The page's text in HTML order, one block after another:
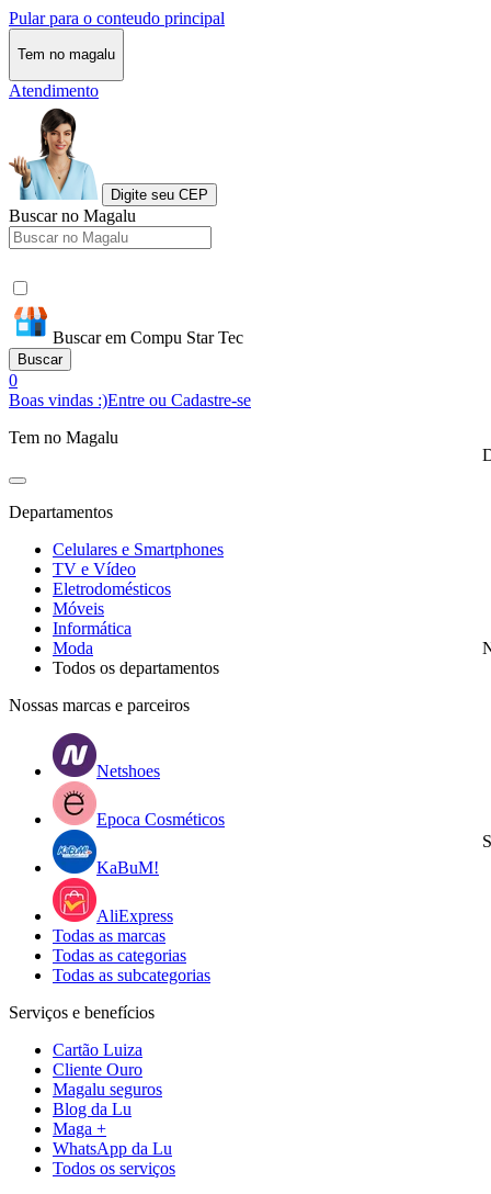
Pular para o conteudo principal
Tem no magalu
Atendimento
Digite seu CEP
Buscar no Magalu
Buscar em Compu Star Tec
Buscar
0
Boas vindas :)Entre ou Cadastre-se
Tem no Magalu
Departamentos
Celulares e Smartphones
TV e Vídeo
Eletrodomésticos
Móveis
Informática
Moda
Todos os departamentos
Nossas marcas e parceiros
Netshoes
Epoca Cosméticos
KaBuM!
AliExpress
Todas as marcas
Todas as categorias
Todas as subcategorias
Serviços e benefícios
Cartão Luiza
Cliente Ouro
Magalu seguros
Blog da Lu
Maga +
WhatsApp da Lu
Todos os serviços